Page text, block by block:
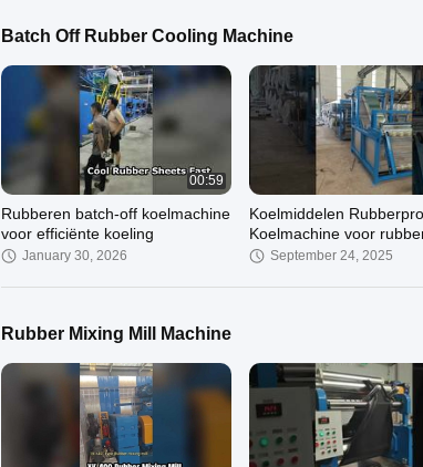
Batch Off Rubber Cooling Machine
00:59
Rubberen batch-off koelmachine
voor efficiënte koeling
January 30, 2026
Koelmiddelen
Koelmachine voor
met automatische PLC-
September 24, 2025
Automatische batch-off koeler
SS304 Mesh Belt Rubber Batch-
Partij van Rubber
Koelmachinelucht/water
Rubber Mixing Mill Machine